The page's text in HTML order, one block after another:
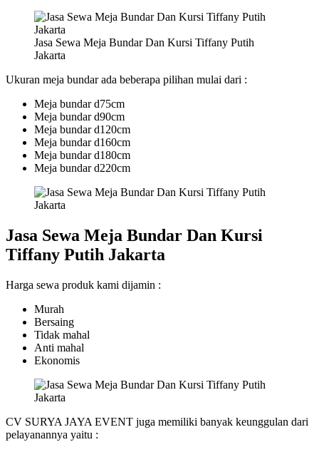
Jasa Sewa Meja Bundar Dan Kursi Tiffany Putih
Jakarta
Ukuran meja bundar ada beberapa pilihan mulai dari :
Meja bundar d75cm
Meja bundar d90cm
Meja bundar d120cm
Meja bundar d160cm
Meja bundar d180cm
Meja bundar d220cm
Jasa Sewa Meja Bundar Dan Kursi
Tiffany Putih Jakarta
Harga sewa produk kami dijamin :
Murah
Bersaing
Tidak mahal
Anti mahal
Ekonomis
CV SURYA JAYA EVENT juga memiliki banyak keunggulan dari
pelayanannya yaitu :